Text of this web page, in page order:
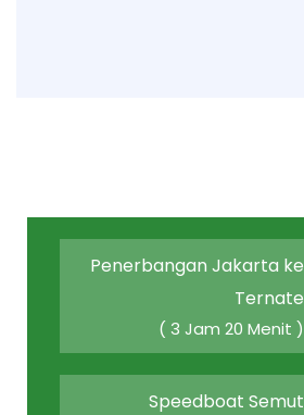
Penerbangan Jakarta ke
Ternate
( 3 Jam 20 Menit )
Speedboat Semut